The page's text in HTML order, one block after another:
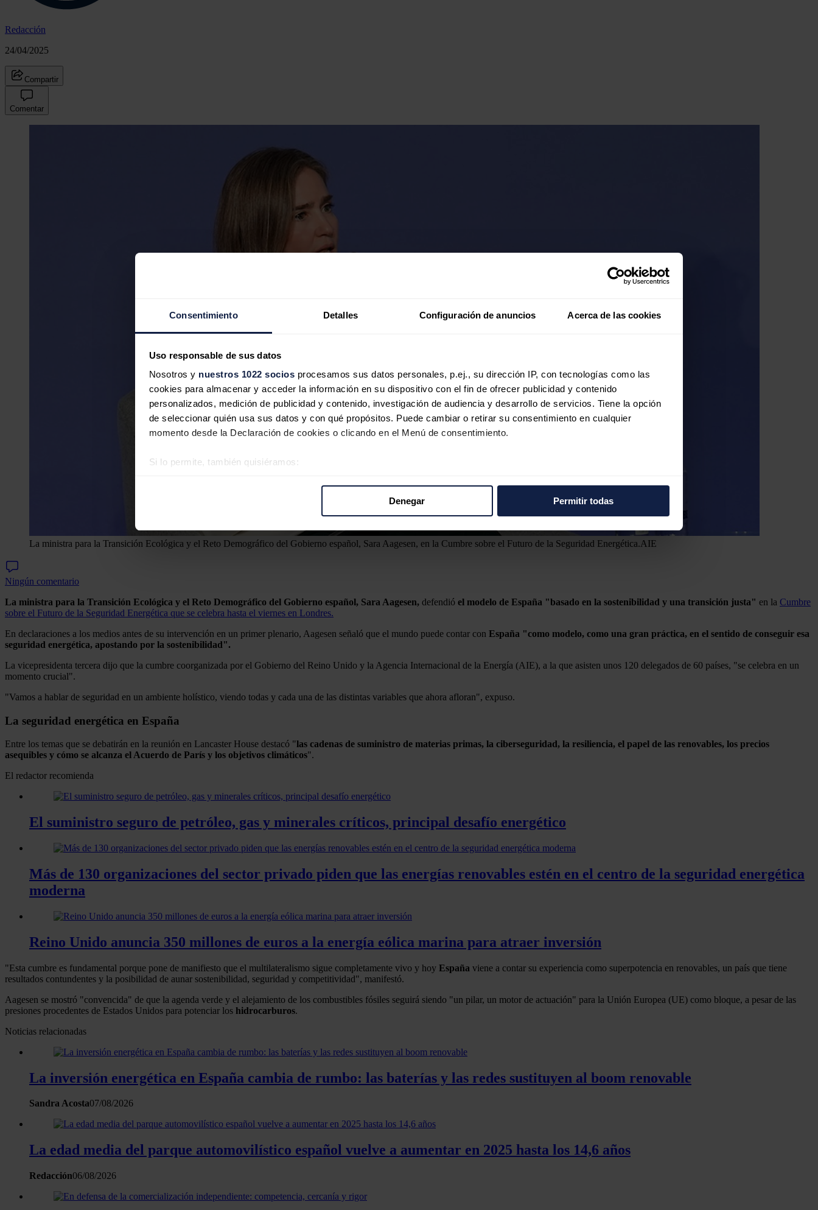
Consentimiento Detalles Configuración de anuncios Acerca de las cookies
Uso responsable de sus datos
Nosotros y nuestros 1022 socios procesamos sus datos personales, p.ej., su dirección IP, con tecnologías como las
cookies para almacenar y acceder la información en su dispositivo con el fin de ofrecer publicidad y contenido
personalizados, medición de publicidad y contenido, investigación de audiencia y desarrollo de servicios. Tiene la opción
de seleccionar quién usa sus datos y con qué propósitos. Puede cambiar o retirar su consentimiento en cualquier
momento desde la Declaración de cookies o clicando en el Menú de consentimiento.
Si lo permite, también quisiéramos:
que hayan recopilado a partir del uso que haya hecho de sus servicios.
Denegar Permitir todas
Redacción
24/04/2025
Compartir
Comentar
La ministra para la Transición Ecológica y el Reto Demográfico del Gobierno español, Sara Aagesen, en la Cumbre sobre el Futuro de la Seguridad Energética.AIE
Ningún comentario
La ministra para la Transición Ecológica y el Reto Demográfico del Gobierno español, Sara Aagesen, defendió el modelo de España "basado en la sostenibilidad y una transición justa" en la Cumbre
sobre el Futuro de la Seguridad Energética que se celebra hasta el viernes en Londres.
En declaraciones a los medios antes de su intervención en un primer plenario, Aagesen señaló que el mundo puede contar con España "como modelo, como una gran práctica, en el sentido de conseguir esa
seguridad energética, apostando por la sostenibilidad".
La vicepresidenta tercera dijo que la cumbre coorganizada por el Gobierno del Reino Unido y la Agencia Internacional de la Energía (AIE), a la que asisten unos 120 delegados de 60 países, "se celebra en un
momento crucial".
"Vamos a hablar de seguridad en un ambiente holístico, viendo todas y cada una de las distintas variables que ahora afloran", expuso.
La seguridad energética en España
Entre los temas que se debatirán en la reunión en Lancaster House destacó "las cadenas de suministro de materias primas, la ciberseguridad, la resiliencia, el papel de las renovables, los precios
asequibles y cómo se alcanza el Acuerdo de París y los objetivos climáticos".
El redactor recomienda
El suministro seguro de petróleo, gas y minerales críticos, principal desafío energético
Más de 130 organizaciones del sector privado piden que las energías renovables estén en el centro de la seguridad energética
moderna
Reino Unido anuncia 350 millones de euros a la energía eólica marina para atraer inversión
"Esta cumbre es fundamental porque pone de manifiesto que el multilateralismo sigue completamente vivo y hoy España viene a contar su experiencia como superpotencia en renovables, un país que tiene
resultados contundentes y la posibilidad de aunar sostenibilidad, seguridad y competitividad", manifestó.
Aagesen se mostró "convencida" de que la agenda verde y el alejamiento de los combustibles fósiles seguirá siendo "un pilar, un motor de actuación" para la Unión Europea (UE) como bloque, a pesar de las
presiones procedentes de Estados Unidos para potenciar los hidrocarburos.
Noticias relacionadas
La inversión energética en España cambia de rumbo: las baterías y las redes sustituyen al boom renovable
Sandra Acosta07/08/2026
La edad media del parque automovilístico español vuelve a aumentar en 2025 hasta los 14,6 años
Redacción06/08/2026